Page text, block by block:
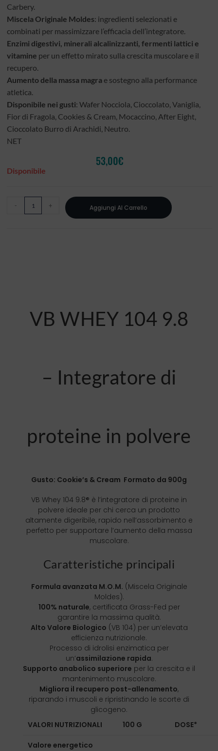
Carbery.
Miscela Originale Moldes: ingredienti selezionati e
combinati per massimizzare l’efficacia dell’integratore.
Enzimi digestivi, minerali alcalinizzanti, fermenti lattici e
vitamine per un effetto mirato sulla crescita muscolare e il
recupero.
Aumento della massa magra e sostegno alla performance
atletica.
Disponibile nei gusti: Wafer Nocciola, Cioccolato, Vaniglia,
Fior di Fragola, Cookies & Cream, Mocaccino, After Eight,
Cioccolato Burro di Arachidi, Neutro.
NET
53,00€
Disponibile
- + Aggiungi Al Carrello
VB WHEY 104 9.8
– Integratore di
proteine in polvere
Gusto: Cookie’s & Cream Formato da 900g
VB Whey 104 9.8® è l’integratore di proteine in
polvere ideale per chi cerca un prodotto
altamente digeribile, rapido nell’assorbimento e
perfetto per supportare l’aumento della massa
muscolare.
Caratteristiche principali
Formula avanzata M.O.M. (Miscela Originale
Moldes).
100% naturale, certificata Grass-Fed per
garantire la massima qualità.
Alto Valore Biologico (VB 104) per un’elevata
efficienza nutrizionale.
Processo di idrolisi enzimatica per
un’assimilazione rapida.
Supporto anabolico superiore per la crescita e il
mantenimento muscolare.
Migliora il recupero post-allenamento,
riparando i muscoli e ripristinando le scorte di
glicogeno.
VALORI NUTRIZIONALI
100 G DOSE*
Valore energetico